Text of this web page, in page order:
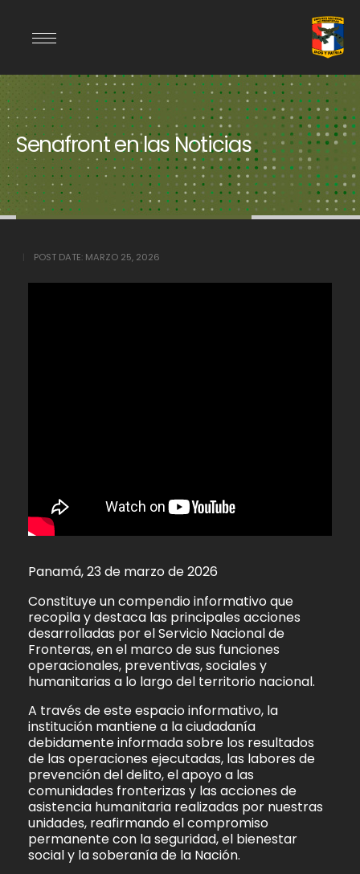
Senafront en las Noticias
POST DATE: MARZO 25, 2026
Panamá, 23 de marzo de 2026
Constituye un compendio informativo que
recopila y destaca las principales acciones
desarrolladas por el Servicio Nacional de
Fronteras, en el marco de sus funciones
operacionales, preventivas, sociales y
humanitarias a lo largo del territorio nacional.
A través de este espacio informativo, la
institución mantiene a la ciudadanía
debidamente informada sobre los resultados
de las operaciones ejecutadas, las labores de
prevención del delito, el apoyo a las
comunidades fronterizas y las acciones de
asistencia humanitaria realizadas por nuestras
unidades, reafirmando el compromiso
permanente con la seguridad, el bienestar
social y la soberanía de la Nación.